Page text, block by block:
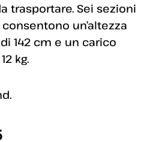
trasportare. Sei sezioni
un’altezza
142 cm e un carico
kg.